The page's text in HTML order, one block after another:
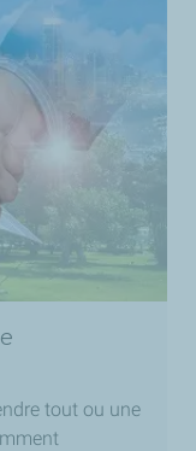
tout ou une